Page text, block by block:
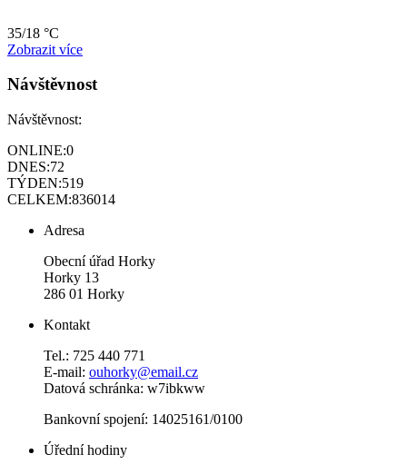
35/18 °C
Zobrazit více
Návštěvnost
Návštěvnost:
ONLINE:0
DNES:72
TÝDEN:519
CELKEM:836014
Adresa
Obecní úřad Horky
Horky 13
286 01 Horky
Kontakt
Tel.: 725 440 771
E-mail: ouhorky@email.cz
Datová schránka: w7ibkww
Bankovní spojení: 14025161/0100
Úřední hodiny